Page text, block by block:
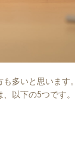
多いと思います。
以下の5つです。